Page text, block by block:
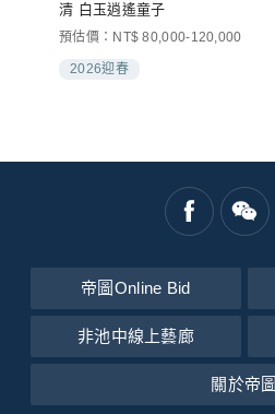
清 白玉逍遙童子
預估價：NT$ 80,000-120,000
2026迎春
帝圖Online Bid
非池中線上藝廊
關於帝圖